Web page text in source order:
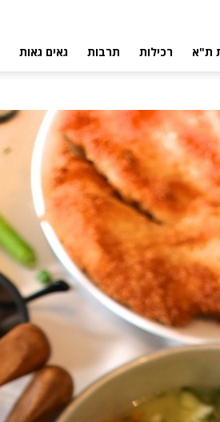
ת"א רכילות תרבות גאים גאות